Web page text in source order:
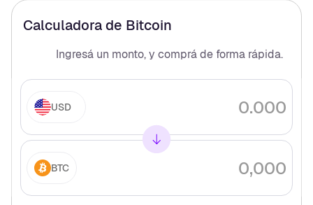
Calculadora de Bitcoin
Ingresá un monto, y compráde forma rápida.
USD
BTC